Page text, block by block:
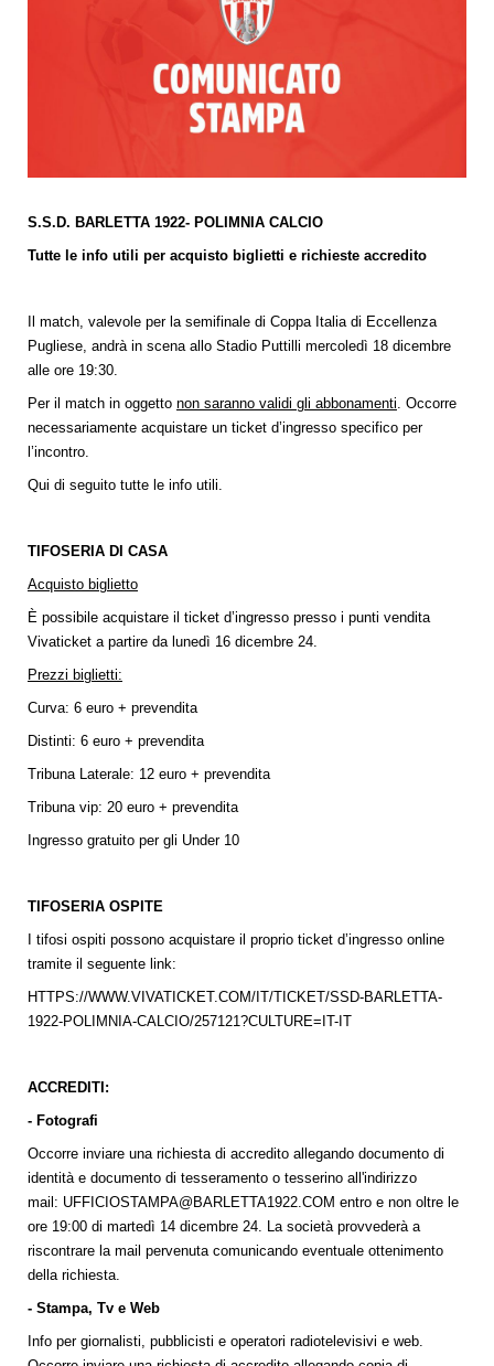
S.S.D. BARLETTA 1922- POLIMNIA CALCIO
Tutte le info utili per acquisto biglietti e richieste accredito
Il match, valevole per la semifinale di Coppa Italia di Eccellenza
Pugliese, andrà in scena allo Stadio Puttilli mercoledì 18 dicembre
alle ore 19:30.
Per il match in oggetto non saranno validi gli abbonamenti. Occorre
necessariamente acquistare un ticket d’ingresso specifico per
l’incontro.
Qui di seguito tutte le info utili.
TIFOSERIA DI CASA
Acquisto biglietto
È possibile acquistare il ticket d’ingresso presso i punti vendita
Vivaticket a partire da lunedì 16 dicembre 24.
Prezzi biglietti:
Curva: 6 euro + prevendita
Distinti: 6 euro + prevendita
Tribuna Laterale: 12 euro + prevendita
Tribuna vip: 20 euro + prevendita
Ingresso gratuito per gli Under 10
TIFOSERIA OSPITE
I tifosi ospiti possono acquistare il proprio ticket d’ingresso online
tramite il seguente link:
HTTPS://WWW.VIVATICKET.COM/IT/TICKET/SSD-BARLETTA-
1922-POLIMNIA-CALCIO/257121?CULTURE=IT-IT
ACCREDITI:
- Fotografi
Occorre inviare una richiesta di accredito allegando documento di
identità e documento di tesseramento o tesserino all'indirizzo
mail: UFFICIOSTAMPA@BARLETTA1922.COM entro e non oltre le
ore 19:00 di martedì 14 dicembre 24. La società provvederà a
riscontrare la mail pervenuta comunicando eventuale ottenimento
della richiesta.
- Stampa, Tv e Web
Info per giornalisti, pubblicisti e operatori radiotelevisivi e web.